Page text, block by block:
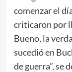
comenzar el
criticaron por
Bueno, la
sucedió en
de guerra”, se